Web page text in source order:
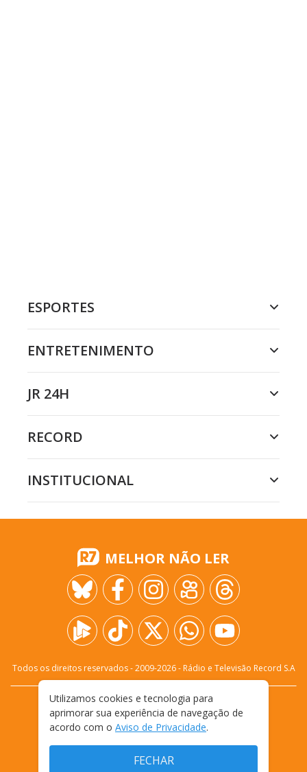
ESPORTES
ENTRETENIMENTO
JR 24H
RECORD
INSTITUCIONAL
MELHOR NÃO LER
Todos os direitos reservados - 2009-2026- Rádio e Televisão Record S.A
FALE CONOSCO
PRIVACIDADE
TERMOS E CONDIÇÕES DE USO
Utilizamos cookies e tecnologia para
aprimorar sua experiência de navegação de
acordo com o Aviso de Privacidade.
FECHAR